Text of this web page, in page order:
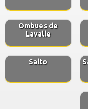
Ombues de
Lavalle
Salto